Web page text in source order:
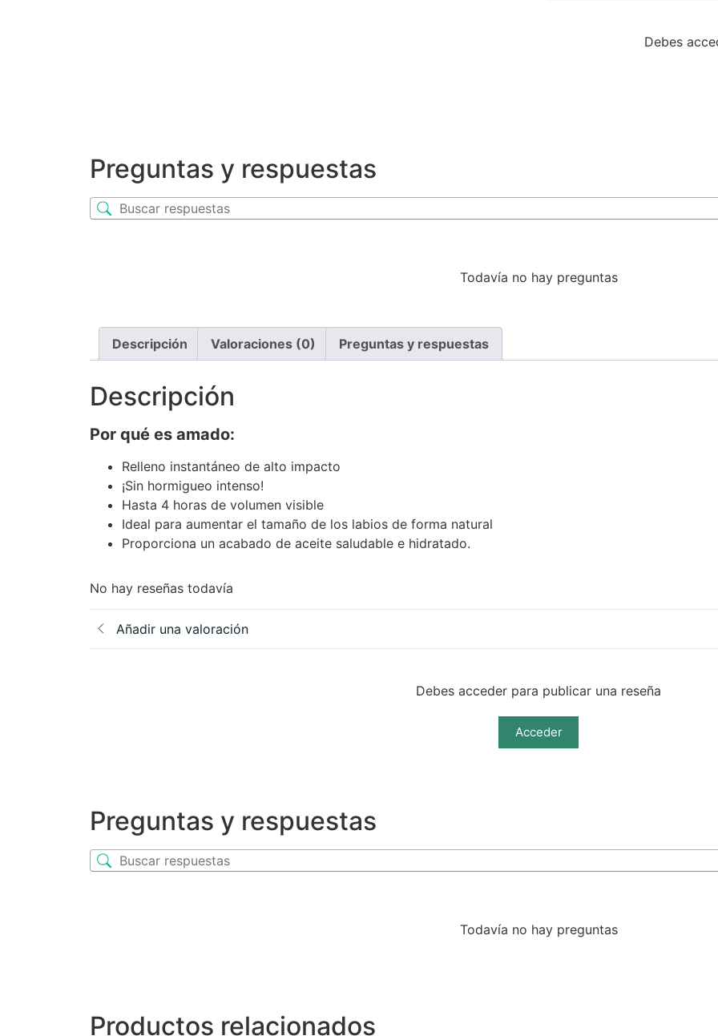
Debes
Preguntas y respuestas
Todavía no hay preguntas
Descripción Valoraciones (0) Preguntas y respuestas
Descripción
Por qué es amado:
Relleno instantáneo de alto impacto
¡Sin hormigueo intenso!
Hasta 4 horas de volumen visible
Ideal para aumentar el tamaño de los labios de forma natural
Proporciona un acabado de aceite saludable e hidratado.
No hay reseñas todavía
Añadir una valoración
Debes acceder para publicar una reseña
Acceder
Preguntas y respuestas
Todavía no hay preguntas
Productos relacionados